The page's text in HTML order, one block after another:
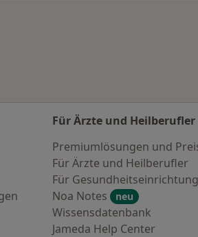
Für Ärzte und Heilberufler
Premiumlösungen und
Für Ärzte und Heilberufler
Für
Noa Notes
neu
Wissensdatenbank
Jameda Help Center